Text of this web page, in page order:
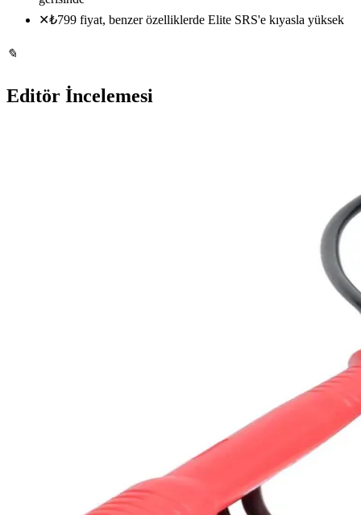
✕₺799 fiyat, benzer özelliklerde Elite SRS'e kıyasla yüksek
✎
Editör İncelemesi